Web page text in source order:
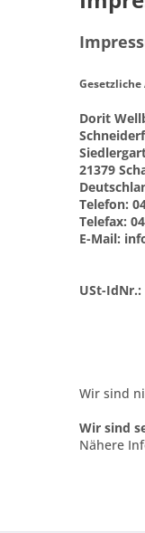
Dorit
21379
Telefon:
Telefax:
E-Mail:
USt-IdNr.:
Wir sind
Wir sind
Nähere